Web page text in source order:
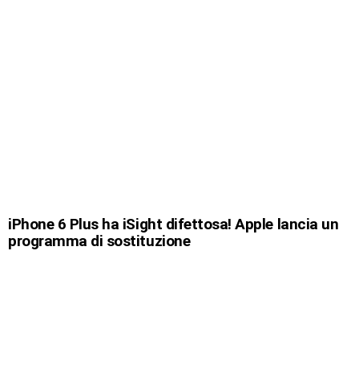
iPhone 6 Plus ha iSight difettosa! Apple lancia un
programma di sostituzione